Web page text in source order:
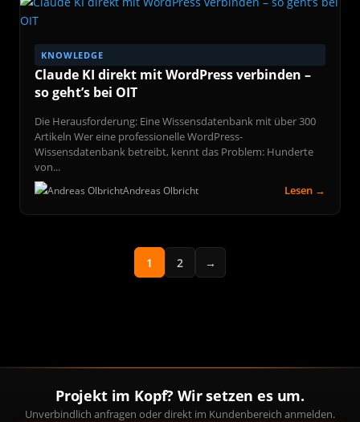
KNOWLEDGE
Claude KI direkt mit WordPress verbinden –
so geht’s bei OIT
Die Herausforderung: Eine Wissensdatenbank mit über 300
Artikeln Wer eine professionelle WordPress-
Wissensdatenbank betreibt, kennt das Problem: Hunderte
von...
Andreas Olbricht Lesen →
1 2 →
Projekt im Kopf? Wir setzen es um.
Unverbindlich anfragen oder direkt im Kundenbereich anmelden.